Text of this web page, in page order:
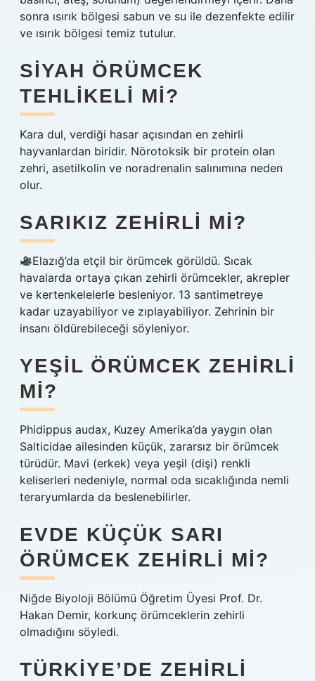
sonra ısırık bölgesi sabun ve su ile dezenfekte edilir
ve ısırık bölgesi temiz tutulur.
SIYAH ÖRÜMCEK
TEHLIKELI MI?
Kara dul, verdiği hasar açısından en zehirli
hayvanlardan biridir. Nörotoksik bir protein olan
zehri, asetilkolin ve noradrenalin salınımına neden
olur.
SARIKIZ ZEHIRLI MI?
Elazığ’da etçil bir örümcek görüldü. Sıcak
havalarda ortaya çıkan zehirli örümcekler, akrepler
ve kertenkelelerle besleniyor. 13 santimetreye
kadar uzayabiliyor ve zıplayabiliyor. Zehrinin bir
insanı öldürebileceği söyleniyor.
YEŞIL ÖRÜMCEK ZEHIRLI
MI?
Phidippus audax, Kuzey Amerika’da yaygın olan
Salticidae ailesinden küçük, zararsız bir örümcek
türüdür. Mavi (erkek) veya yeşil (dişi) renkli
keliserleri nedeniyle, normal oda sıcaklığında nemli
teraryumlarda da beslenebilirler.
EVDE KÜÇÜK SARI
ÖRÜMCEK ZEHIRLI MI?
Niğde Biyoloji Bölümü Öğretim Üyesi Prof. Dr.
Hakan Demir, korkunç örümceklerin zehirli
olmadığını söyledi.
TÜRKIYE’DE ZEHIRLI